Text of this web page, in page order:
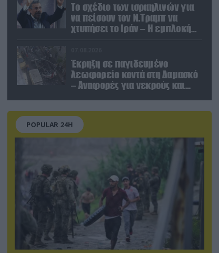
Το σχέδιο των ισραηλινών για
να πείσουν τον Ν.Τραμπ να
χτυπήσει το Ιράν – Η εμπλοκή
του Μ.Αχμαντινετζάντ
Έκρηξη σε παγιδευμένο
λεωφορείο κοντά στη Δαμασκό
– Αναφορές για νεκρούς και
POPULAR 24H